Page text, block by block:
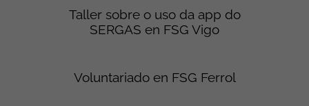
Taller sobre o uso da app do
SERGAS en FSG Vigo
Voluntariado en FSG Ferrol